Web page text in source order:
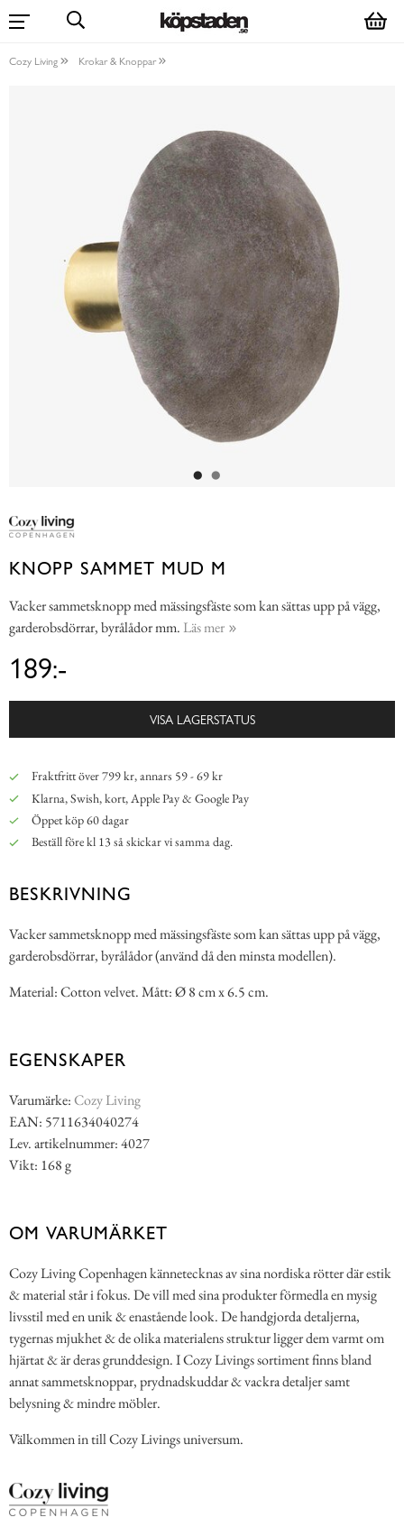
Cozy Living Krokar & Knoppar
KNOPP SAMMET MUD M
Vacker sammetsknopp med mässingsfäste som kan sättas upp på vägg,
garderobsdörrar, byrålådor mm. Läs mer
189:-
VISA LAGERSTATUS
Fraktfritt över 799 kr, annars 59 - 69 kr
Klarna, Swish, kort, Apple Pay & Google Pay
Öppet köp 60 dagar
Beställ före kl 13 så skickar vi samma dag.
BESKRIVNING
Vacker sammetsknopp med mässingsfäste som kan sättas upp på vägg,
garderobsdörrar, byrålådor (använd då den minsta modellen).
Material: Cotton velvet. Mått: Ø 8 cm x 6.5 cm.
EGENSKAPER
Varumärke:Cozy Living
EAN: 5711634040274
Lev. artikelnummer: 4027
Vikt: 168 g
OM VARUMÄRKET
Cozy Living Copenhagen kännetecknas av sina nordiska rötter där estik
& material står i fokus. De vill med sina produkter förmedla en mysig
livsstil med en unik & enastående look. De handgjorda detaljerna,
tygernas mjukhet & de olika materialens struktur ligger dem varmt om
hjärtat & är deras grunddesign. I Cozy Livings sortiment finns bland
annat sammetsknoppar, prydnadskuddar & vackra detaljer samt
belysning & mindre möbler.
Välkommen in till Cozy Livings universum.